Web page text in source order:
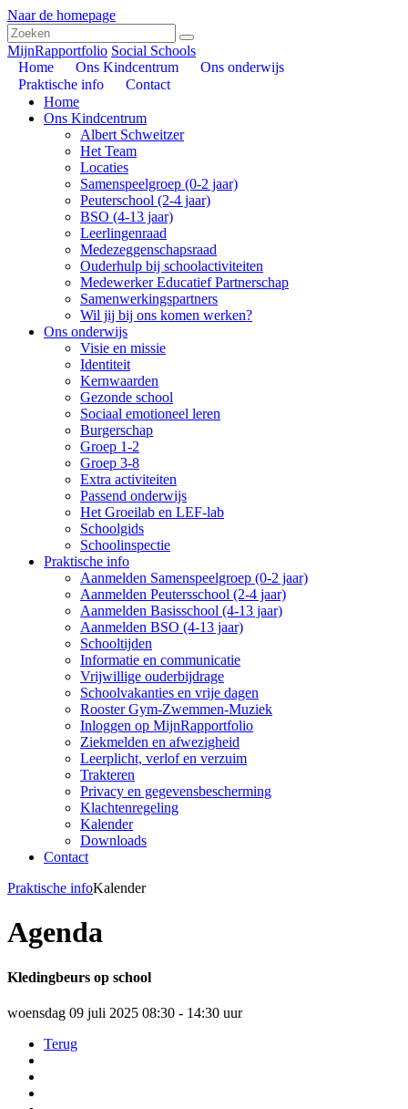
Naar de homepage
MijnRapportfolio Social Schools
Home
Ons Kindcentrum
Ons onderwijs
Praktische info
Contact
Home
Ons Kindcentrum
Albert Schweitzer
Het Team
Locaties
Samenspeelgroep (0-2 jaar)
Peuterschool (2-4 jaar)
BSO (4-13 jaar)
Leerlingenraad
Medezeggenschapsraad
Ouderhulp bij schoolactiviteiten
Medewerker Educatief Partnerschap
Samenwerkingspartners
Wil jij bij ons komen werken?
Ons onderwijs
Visie en missie
Identiteit
Kernwaarden
Gezonde school
Sociaal emotioneel leren
Burgerschap
Groep 1-2
Groep 3-8
Extra activiteiten
Passend onderwijs
Het Groeilab en LEF-lab
Schoolgids
Schoolinspectie
Praktische info
Aanmelden Samenspeelgroep (0-2 jaar)
Aanmelden Peutersschool (2-4 jaar)
Aanmelden Basisschool (4-13 jaar)
Aanmelden BSO (4-13 jaar)
Schooltijden
Informatie en communicatie
Vrijwillige ouderbijdrage
Schoolvakanties en vrije dagen
Rooster Gym-Zwemmen-Muziek
Inloggen op MijnRapportfolio
Ziekmelden en afwezigheid
Leerplicht, verlof en verzuim
Trakteren
Privacy en gegevensbescherming
Klachtenregeling
Kalender
Downloads
Contact
Praktische infoKalender
Agenda
Kledingbeurs op school
woensdag 09 juli 2025 08:30 - 14:30 uur
Terug